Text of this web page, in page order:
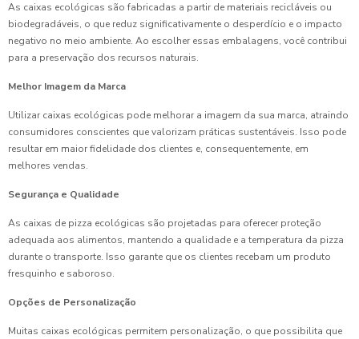
As caixas ecológicas são fabricadas a partir de materiais recicláveis ou
biodegradáveis, o que reduz significativamente o desperdício e o impacto
negativo no meio ambiente. Ao escolher essas embalagens, você contribui
para a preservação dos recursos naturais.
Melhor Imagem da Marca
Utilizar caixas ecológicas pode melhorar a imagem da sua marca, atraindo
consumidores conscientes que valorizam práticas sustentáveis. Isso pode
resultar em maior fidelidade dos clientes e, consequentemente, em
melhores vendas.
Segurança e Qualidade
As caixas de pizza ecológicas são projetadas para oferecer proteção
adequada aos alimentos, mantendo a qualidade e a temperatura da pizza
durante o transporte. Isso garante que os clientes recebam um produto
fresquinho e saboroso.
Opções de Personalização
Muitas caixas ecológicas permitem personalização, o que possibilita que